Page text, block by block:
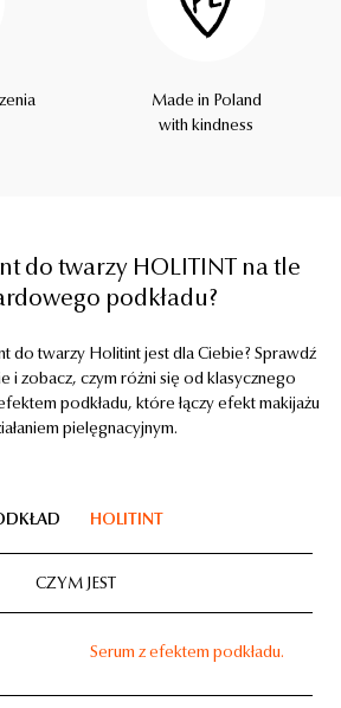
Made in Poland
with kindness
do twarzy HOLITINT na tle
podkładu?
do twarzy Holitint jest dla Ciebie? Sprawdź
i zobacz, czym różni się od klasycznego
podkładu, które łączy efekt makijażu
pielęgnacyjnym.
HOLITINT
CZYM JEST
Serum z efektem podkładu.